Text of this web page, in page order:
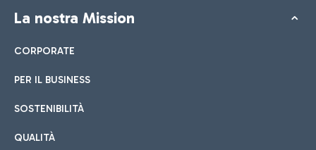
La nostra Mission
CORPORATE
PER IL BUSINESS
SOSTENIBILITÀ
QUALITÀ